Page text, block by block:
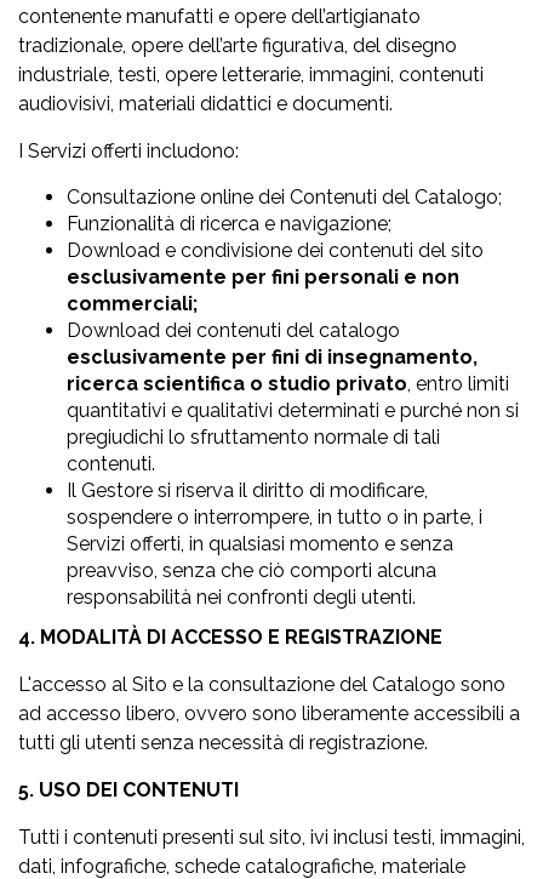
contenente manufatti e opere dell’artigianato
tradizionale, opere dell’arte figurativa, del disegno
industriale, testi, opere letterarie, immagini, contenuti
audiovisivi, materiali didattici e documenti.
I Servizi offerti includono:
Consultazione online dei Contenuti del Catalogo;
Funzionalità di ricerca e navigazione;
Download e condivisione dei contenuti del sito
esclusivamente per fini personali e non
commerciali;
Download dei contenuti del catalogo
esclusivamente per fini di insegnamento,
ricerca scientifica o studio privato , entro limiti
quantitativi e qualitativi determinati e purché non si
pregiudichi lo sfruttamento normale di tali
contenuti.
Il Gestore si riserva il diritto di modificare,
sospendere o interrompere, in tutto o in parte, i
Servizi offerti, in qualsiasi momento e senza
preavviso, senza che ciò comporti alcuna
responsabilità nei confronti degli utenti.
4. MODALITÀ DI ACCESSO E REGISTRAZIONE
L'accesso al Sito e la consultazione del Catalogo sono
ad accesso libero, ovvero sono liberamente accessibili a
tutti gli utenti senza necessità di registrazione.
5. USO DEI CONTENUTI
Tutti i contenuti presenti sul sito, ivi inclusi testi, immagini,
dati, infografiche, schede catalografiche, materiale